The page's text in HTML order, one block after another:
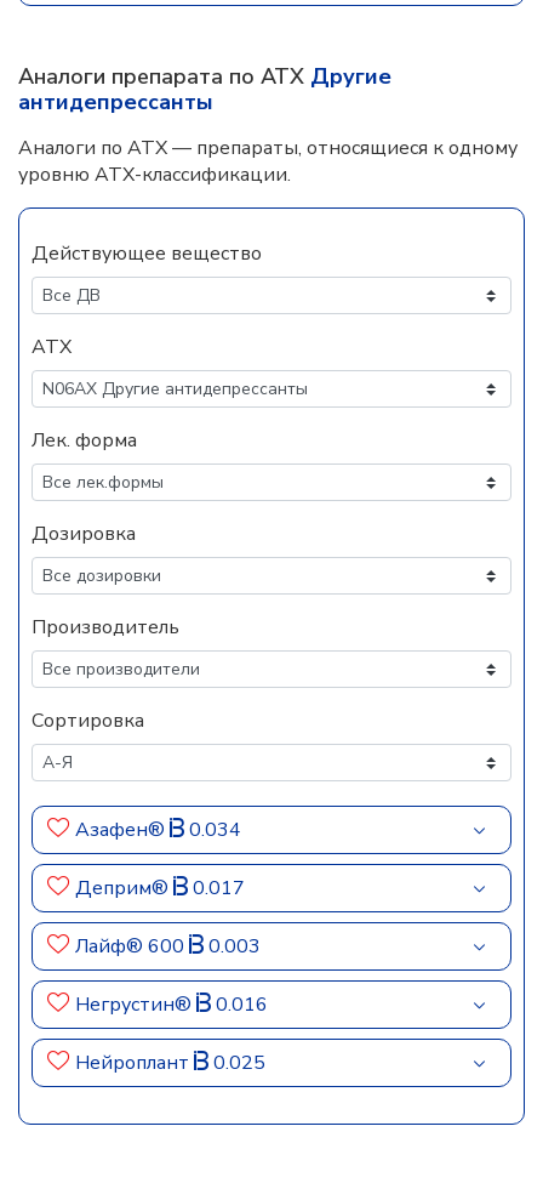
Аналоги препарата по АТХ Другие
антидепрессанты
Аналоги по АТХ — препараты, относящиеся к одному
уровню АТХ-классификации.
Действующее вещество
АТХ
Лек. форма
Дозировка
Производитель
Сортировка
Азафен® 0.034
Деприм® 0.017
Лайф® 600 0.003
Негрустин® 0.016
Нейроплант 0.025